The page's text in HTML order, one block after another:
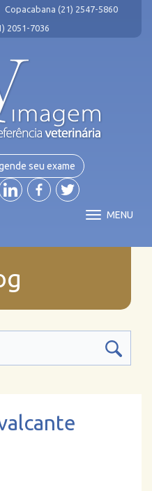
Copacabana (21) 2547-5860
2051-7036
seu exame
MENU